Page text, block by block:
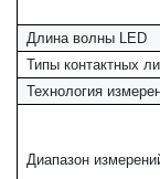
Длина волны LED
Типы контактных
Технология
Диапазон